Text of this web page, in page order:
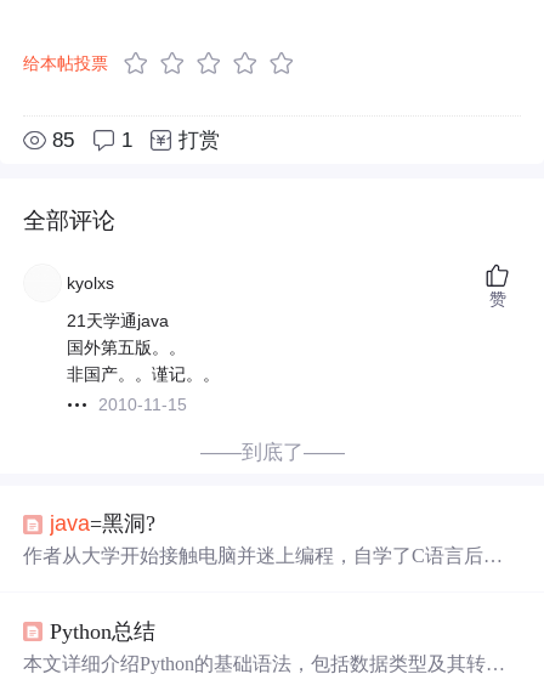
给本帖投票
85 1 打赏
全部评论
kyolxs
21天学通java
国外第五版。。
非国产。。谨记。。
2010-11-15
赞
——到底了——
java=黑洞?
作者从大学开始接触电脑并迷上编程，自学了C语言后转
来职业方向产生了疑问。
Python总结
本文详细介绍Python的基础语法，包括数据类型及其转